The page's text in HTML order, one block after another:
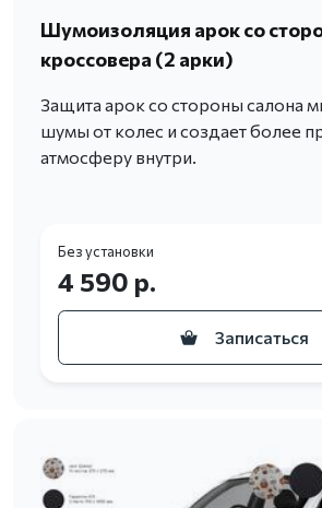
Шумоизоляция арок со
кроссовера (2 арки)
Защита арок со стороны салона
шумы от колес и создает более
атмосферу внутри.
Без установки
4 590 р.
Записаться